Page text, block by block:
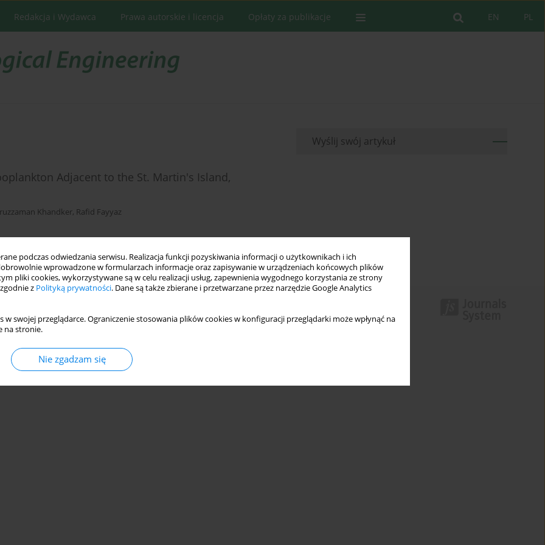
podczas odwiedzania serwisu. Realizacja funkcji pozyskiwania informacji o użytkownikach i ich
wprowadzone w formularzach informacje oraz zapisywanie w urządzeniach końcowych plików
pliki cookies, wykorzystywane są w celu realizacji usług, zapewnienia wygodnego korzystania ze strony
z Polityką prywatności. Dane są także zbierane i przetwarzane przez narzędzie Google Analytics
w swojej przeglądarce. Ograniczenie stosowania plików cookies w konfiguracji przeglądarki może wpłynąć na
na stronie.
Nie zgadzam się
PL
EN
Redakcja i Wydawca Prawa autorskie i licencja Opłaty za publikacje
Adjacent to the St. Martin's Island,
Khandker, Rafid Fayyaz
Statystyki
Wyślij swój artykuł
© 2006-2026 Journal hosting platform by